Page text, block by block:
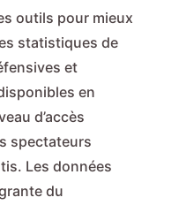
outils pour mieux
statistiques de
et
en
d’accès
spectateurs
Les données
du